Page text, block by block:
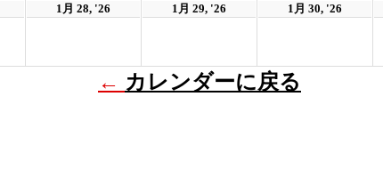
1月 28, '26 1月 29, '26 1月 30, '26
← カレンダーに戻る